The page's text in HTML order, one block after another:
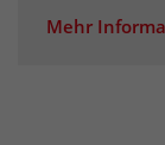
Mehr